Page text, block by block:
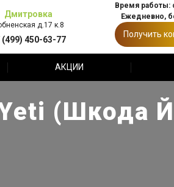
Дмитровка
д.17 к.8
(499) 450-63-77
Время работы:
Ежедневно,
Получить
АКЦИИ
(Шкода